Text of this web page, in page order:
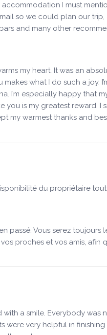
I must
so we could plan our
and many other
my heart. It was an
what I do such a joy.
I’m especially happy that
is my greatest reward. I
my warmest thanks and
du propriétaire
passé. Vous serez toujours
proches et vos amis, afin
a smile. Everybody was
were very helpful in